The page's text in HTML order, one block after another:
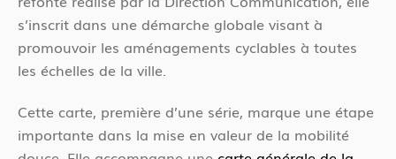
i
s’inscrit dans une démarche globale visant à
promouvoir les aménagements cyclables à toutes
les échelles de la ville.
Cette carte, première d’une série, marque une étape
importante dans la mise en valeur de la mobilité